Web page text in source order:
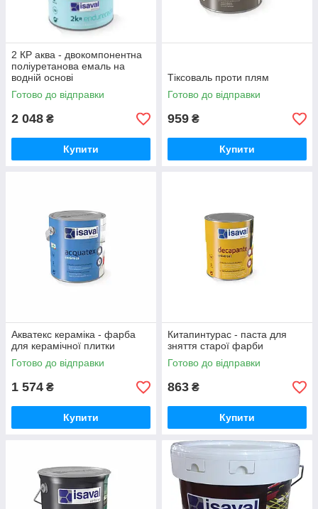
2 КР аква - двокомпонентна
поліуретанова емаль на
водній основі
Готово до відправки
2 048 ₴
Купити
Тіксоваль проти плям
Готово до відправки
959 ₴
Купити
Акватекс кераміка - фарба
для керамічної плитки
Готово до відправки
1 574 ₴
Купити
Китапинтурас - паста для
зняття старої фарби
Готово до відправки
863 ₴
Купити